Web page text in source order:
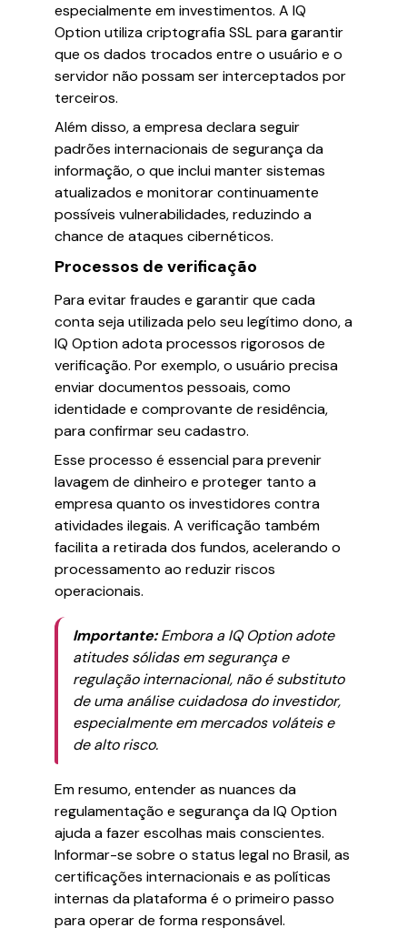
especialmente em investimentos. A IQ
Option utiliza criptografia SSL para garantir
que os dados trocados entre o usuário e o
servidor não possam ser interceptados por
terceiros.
Além disso, a empresa declara seguir
padrões internacionais de segurança da
informação, o que inclui manter sistemas
atualizados e monitorar continuamente
possíveis vulnerabilidades, reduzindo a
chance de ataques cibernéticos.
Processos de verificação
Para evitar fraudes e garantir que cada
conta seja utilizada pelo seu legítimo dono, a
IQ Option adota processos rigorosos de
verificação. Por exemplo, o usuário precisa
enviar documentos pessoais, como
identidade e comprovante de residência,
para confirmar seu cadastro.
Esse processo é essencial para prevenir
lavagem de dinheiro e proteger tanto a
empresa quanto os investidores contra
atividades ilegais. A verificação também
facilita a retirada dos fundos, acelerando o
processamento ao reduzir riscos
operacionais.
Importante:Embora a IQ Option adote
atitudes sólidas em segurança e
regulação internacional, não é substituto
de uma análise cuidadosa do investidor,
especialmente em mercados voláteis e
de alto risco.
Em resumo, entender as nuances da
regulamentação e segurança da IQ Option
ajuda a fazer escolhas mais conscientes.
Informar-se sobre o status legal no Brasil, as
certificações internacionais e as políticas
internas da plataforma é o primeiro passo
para operar de forma responsável.